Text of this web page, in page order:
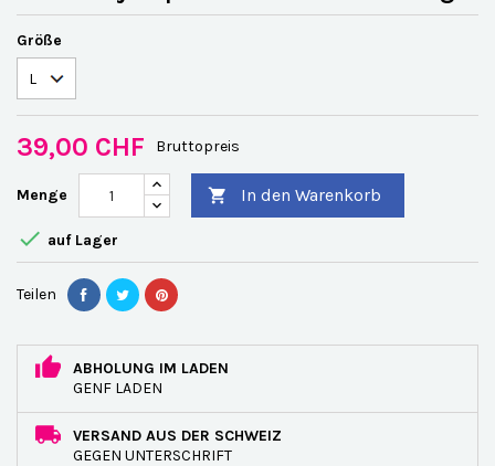
Größe
39,00 CHF Bruttopreis
Menge  In den Warenkorb
 auf Lager
Teilen
ABHOLUNG IM LADEN
GENF LADEN
VERSAND AUS DER SCHWEIZ
GEGEN UNTERSCHRIFT